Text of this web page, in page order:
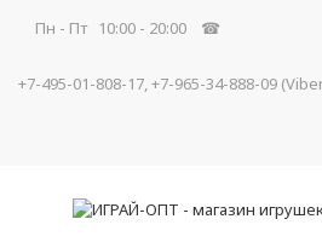
Пн - Пт 10:00 - 20:00 ☎
+7-495-01-808-17, +7-965-34-888-09